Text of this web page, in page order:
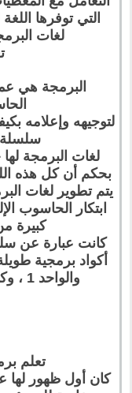
التي توفرها
لغات
البرمجة هي
لتوجيهه وإعلامه
سلسلة
لغات البرمجة
بحكم أن كل هذه
يتم تطوير لغات
ابتكار الحاسوب
كبيرة
كانت عبارة عن
والواحد 1 ، وكان ذلك صعبا على المبرمجين.
تعلم